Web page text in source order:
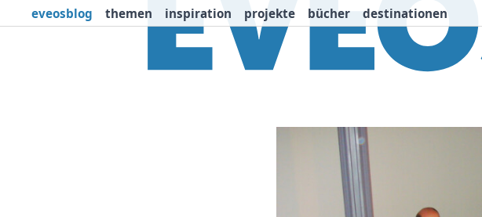
eveosblog themen inspiration projekte bücher destinationen
Projekte Inspiration